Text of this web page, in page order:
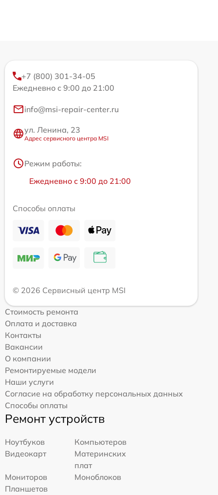
+7 (800) 301-34-05
Ежедневно с 9:00 до 21:00
info@msi-repair-center.ru
ул. Ленина, 23
Адрес сервисного центра MSI
Режим работы:
Ежедневно с 9:00 до 21:00
Способы оплаты
© 2026 Сервисный центр MSI
Стоимость ремонта
Оплата и доставка
Контакты
Вакансии
О компании
Ремонтируемые модели
Наши услуги
Согласие на обработку персональных данных
Способы оплаты
Ремонт устройств
Ноутбуков
Компьютеров
Видеокарт
Материнских
плат
Мониторов
Моноблоков
Планшетов